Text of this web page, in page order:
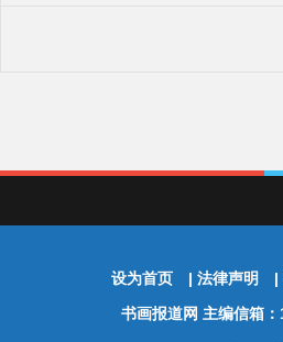
设为首页 | 法律声明 |
书画报道网 主编信箱